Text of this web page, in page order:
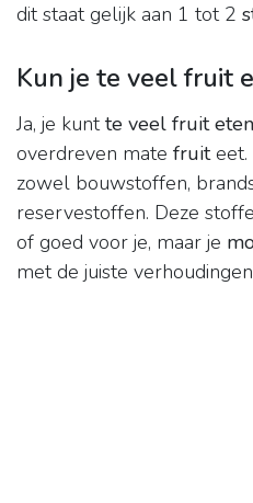
dit staat gelijk aan 1 tot 2
Kun je te veel fruit
Ja, je kuntte veel fruit eten
overdreven mate fruiteet.
zowel bouwstoffen,
reservestoffen. Deze
of goed voor je, maar je
met de juiste